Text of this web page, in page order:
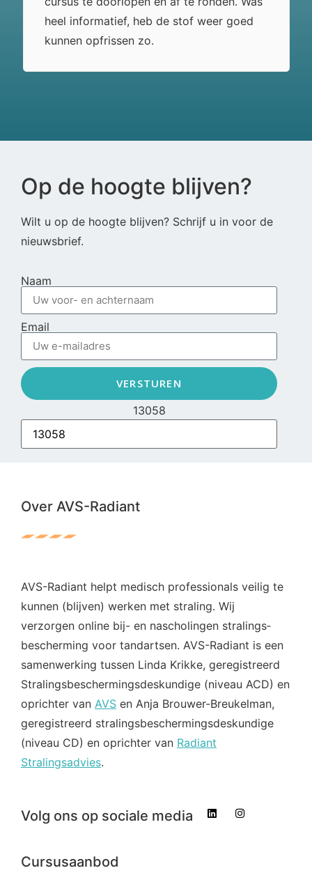
heel informatief, heb de stof weer goed
kunnen opfrissen zo.
Op de hoogte blijven?
Wilt u op de hoogte blijven? Schrijf u in voor de
nieuwsbrief.
Naam
Email
VERSTUREN
13058
Over AVS-Radiant
AVS-Radiant helpt medisch professionals veilig te
kunnen (blijven) werken met straling. Wij
verzorgen online bij- en nascholingen stralings­
bescherming voor tandartsen. AVS-Radiant is een
samenwerking tussen Linda Krikke, geregistreerd
Stralings­beschermings­deskundige (niveau ACD) en
oprichter van AVS en Anja Brouwer-Breukelman,
geregistreerd stralings­beschermings­deskundige
(niveau CD) en oprichter van Radiant
Stralingsadvies.
Volg ons op sociale media
Cursusaanbod